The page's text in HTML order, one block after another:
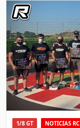
1/8 GT NOTICIAS RC